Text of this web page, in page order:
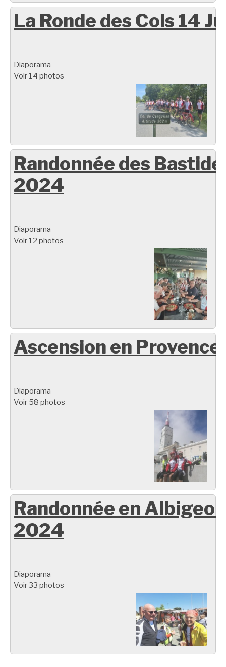
La Ronde des Cols 14
Diaporama
Voir 14 photos
Randonnée des
2024
Diaporama
Voir 12 photos
Ascension en Provence
Diaporama
Voir 58 photos
Randonnée en
2024
Diaporama
Voir 33 photos